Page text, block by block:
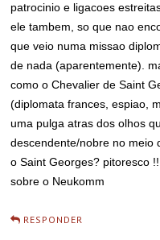
patrocinio e ligacoes
ele tambem, so que nao
que veio numa missao
de nada (aparentemente).
como o Chevalier de Saint
(diplomata frances, espiao,
uma pulga atras dos olhos
descendente/nobre no
o Saint Georges? pitoresco
sobre o Neukomm
RESPONDER